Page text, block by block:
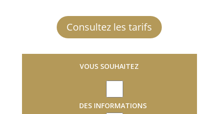
Consultez les tarifs
VOUS SOUHAITEZ
DES INFORMATIONS